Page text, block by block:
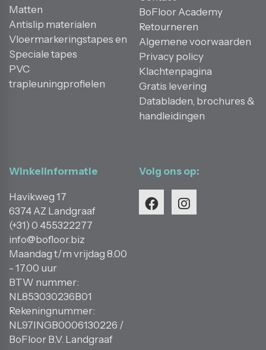
Matten
Antislip materialen
Vloermarkeringstapes en
Speciale tapes
PVC
trapleuningprofielen
Volg ons op:
Winkelinformatie
Havikweg 17
6374 AZ Landgraaf
(+31) 0 455322277
info@bofloor.biz
Maandag t/m vrijdag 8.00
- 17.00 uur
BTW nummer:
NL853030236B01
Rekeningnummer:
NL97INGB0006130226 /
BoFloor B.V. Landgraaf
BoFloor Academy
Retourneren
Algemene voorwaarden
Privacy policy
Klachtenpagina
Gratis levering
Databladen, brochures &
handleidingen